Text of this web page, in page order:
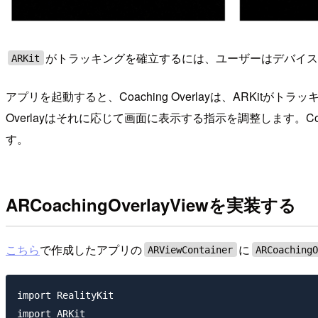
ARKit がトラッキングを確立するには、ユーザーはデバイ
アプリを起動すると、Coaching Overlayは、ARKitがトラ
Overlayはそれに応じて画面に表示する指示を調整します。
す。
ARCoachingOverlayViewを実装する
こちらで作成したアプリの ARViewContainer に
import RealityKit
import ARKit